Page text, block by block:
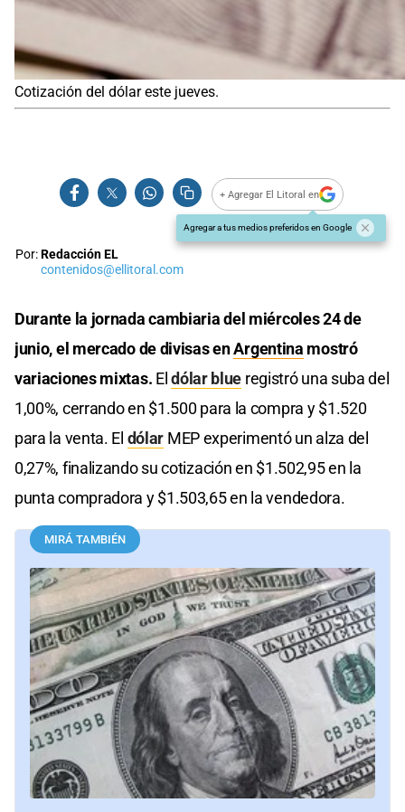
Cotización del dólar este jueves.
+ Agregar El Litoral en
Agregar a tus medios preferidos en Google
Por:Redacción EL
contenidos@ellitoral.com
Durante la jornada cambiaria del miércoles 24 de
junio, el mercado de divisas enArgentina mostró
variaciones mixtas. Eldólar blue registró una suba del
1,00%, cerrando en $1.500 para la compra y $1.520
para la venta. El dólar MEP experimentó un alza del
0,27%, finalizando su cotización en $1.502,95 en la
punta compradora y $1.503,65 en la vendedora.
MIRÁ TAMBIÉN